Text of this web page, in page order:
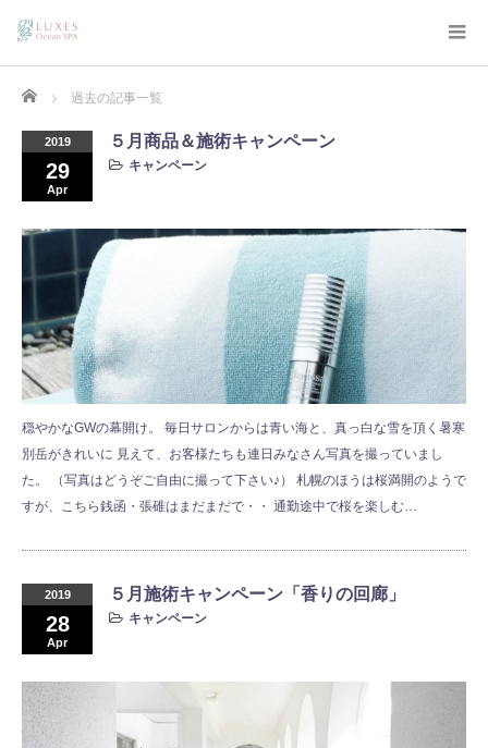
Home 過去の記事一覧
2019
29
Apr
５月商品＆施術キャンペーン
キャンペーン
穏やかなGWの幕開け。 毎日サロンからは青い海と、真っ白な雪を頂く暑寒
別岳がきれいに 見えて、お客様たちも連日みなさん写真を撮っていまし
た。 （写真はどうぞご自由に撮って下さい♪） 札幌のほうは桜満開のようで
すが、こちら銭函・張碓はまだまだで・・ 通勤途中で桜を楽しむ…
2019
28
Apr
５月施術キャンペーン「香りの回廊」
キャンペーン